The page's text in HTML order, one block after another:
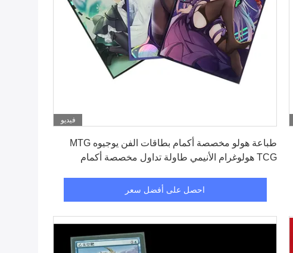
فيديو
طباعة هولو مخصصة أكمام بطاقات الفن يوجيوه MTG
TCG هولوغرام الأنيمي طاولة تداول مخصصة أكمام
احصل على أفضل سعر